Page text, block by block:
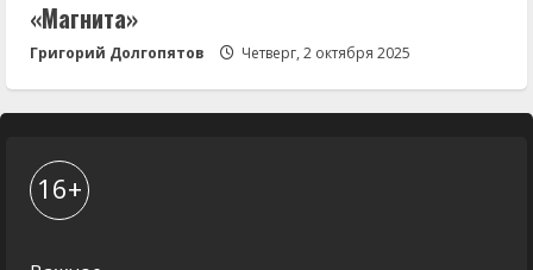
«Магнита»
Григорий Долгопятов Четверг, 2 октября 2025
16+